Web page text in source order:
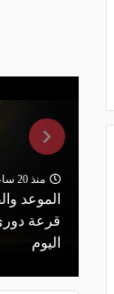
منذ 20 ساعة
الموعد
قرعة دوري
اليوم